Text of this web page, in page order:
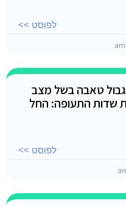
לפוסט >>
טאבה בשל מצב
שדות התעופה: החל
לפוסט >>